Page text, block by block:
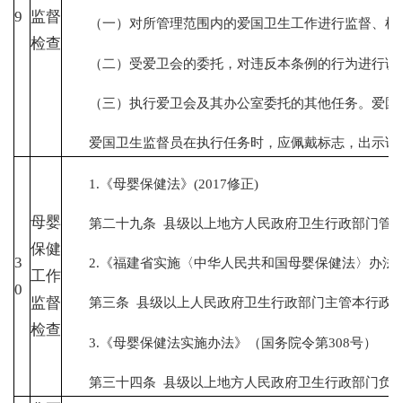
9
监督
检查
（一）对所管理范围内的爱国卫生工作进行监督、检
（二）受爱卫会的委托，对违反本条例的行为进行调
（三）执行爱卫会及其办公室委托的其他任务。爱国
爱国卫生监督员在执行任务时，应佩戴标志，出示证
3
0
母婴
保健
工作
监督
检查
1.《母婴保健法》(2017修正)
第二十九条 县级以上地方人民政府卫生行政部门管
2.《福建省实施〈中华人民共和国母婴保健法〉办法
第三条 县级以上人民政府卫生行政部门主管本行政
3.《母婴保健法实施办法》（国务院令第308号）
第三十四条 县级以上地方人民政府卫生行政部门负